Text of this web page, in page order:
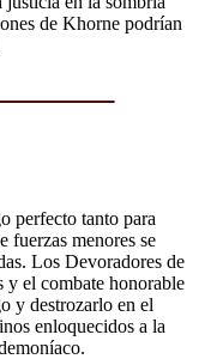
de Khorne podrían
perfecto tanto para
fuerzas menores se
Los Devoradores de
y el combate honorable
y destrozarlo en el
enloquecidos a la